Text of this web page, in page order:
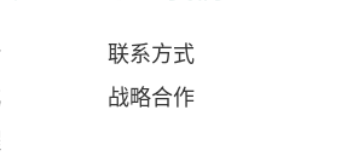
联系方式
战略合作